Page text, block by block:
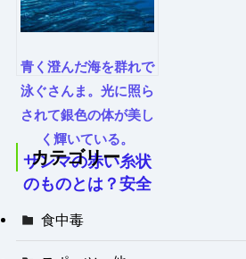
青く澄んだ海を群れで
泳ぐさんま。光に照ら
されて銀色の体が美し
く輝いている。
サンマの赤い糸状
のものとは？安全
カテゴリー
食中毒